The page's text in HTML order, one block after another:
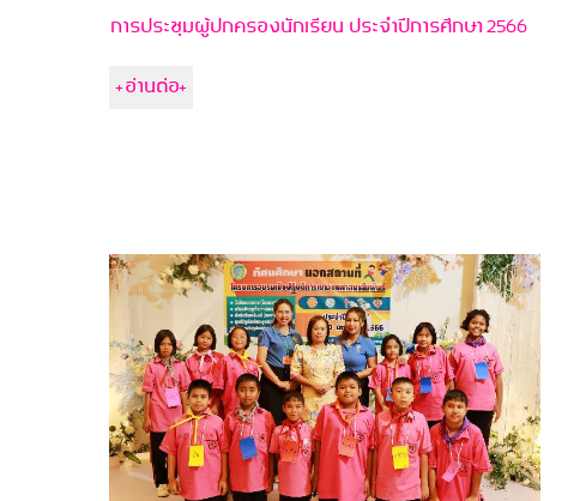
การประชุมผู้ปกครองนักเรียน ประจำปีการศึกษา 2566
+อ่านต่อ+